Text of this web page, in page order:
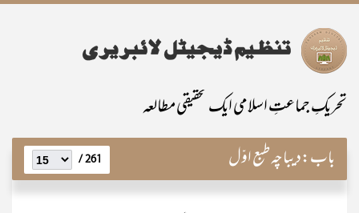
تحریکِ جماعتِ اسلامی ایک تحقیقی مطالعہ
باب:دیباچہ طبع اوّل 261 /